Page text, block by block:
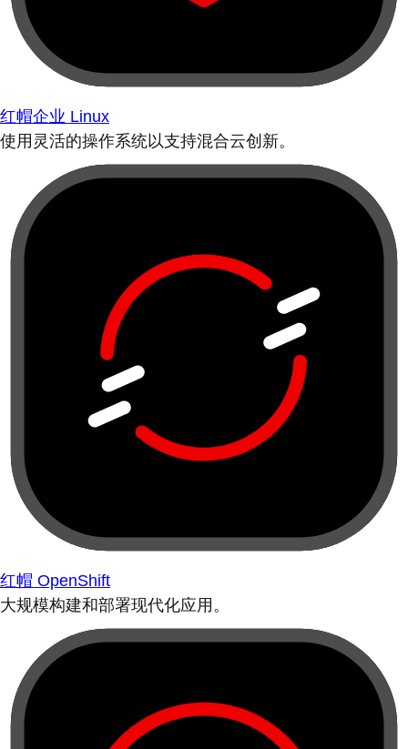
红帽企业 Linux
使用灵活的操作系统以支持混合云创新。
红帽 OpenShift
大规模构建和部署现代化应用。